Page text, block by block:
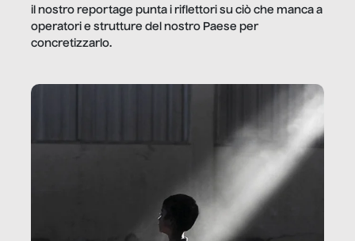
il nostro reportage punta i riflettori su ciò che manca a
operatori e strutture del nostro Paese per
concretizzarlo.